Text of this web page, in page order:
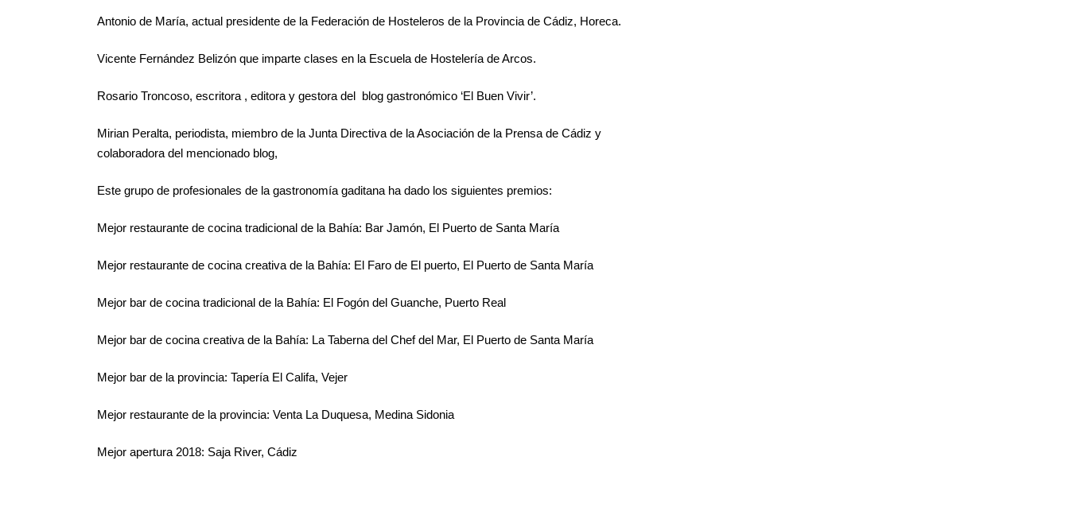
Antonio de María, actual presidente de la Federación de Hosteleros de la Provincia de Cádiz, Horeca.
Vicente Fernández Belizón que imparte clases en la Escuela de Hostelería de Arcos.
Rosario Troncoso, escritora , editora y gestora del blog gastronómico ‘El Buen Vivir’.
Mirian Peralta, periodista, miembro de la Junta Directiva de la Asociación de la Prensa de Cádiz y
colaboradora del mencionado blog,
Este grupo de profesionales de la gastronomía gaditana ha dado los siguientes premios:
Mejor restaurante de cocina tradicional de la Bahía: Bar Jamón, El Puerto de Santa María
Mejor restaurante de cocina creativa de la Bahía: El Faro de El puerto, El Puerto de Santa María
Mejor bar de cocina tradicional de la Bahía: El Fogón del Guanche, Puerto Real
Mejor bar de cocina creativa de la Bahía: La Taberna del Chef del Mar, El Puerto de Santa María
Mejor bar de la provincia: Tapería El Califa, Vejer
Mejor restaurante de la provincia: Venta La Duquesa, Medina Sidonia
Mejor apertura 2018: Saja River, Cádiz